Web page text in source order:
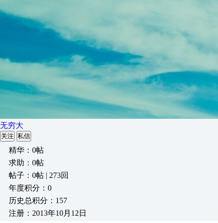
无穷大
关注 私信
精华：0帖
求助：0帖
帖子：0帖 | 273回
年度积分：0
历史总积分：157
注册：2013年10月12日